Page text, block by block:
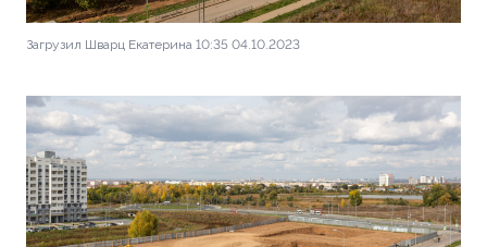
Загрузил Шварц Екатерина 10:35 04.10.2023